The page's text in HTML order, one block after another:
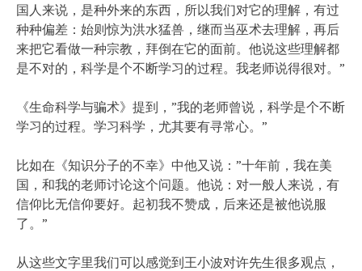
国人来说，是种外来的东西，所以我们对它的理解，有过
种种偏差：始则惊为洪水猛兽，继而当巫术去理解，再后
来把它看做一种宗教，拜倒在它的面前。他说这些理解都
是不对的，科学是个不断学习的过程。我老师说得很对。”
《生命科学与骗术》提到，”我的老师曾说，科学是个不断
学习的过程。学习科学，尤其要有寻常心。”
比如在《知识分子的不幸》中他又说：”十年前，我在美
国，和我的老师讨论这个问题。他说：对一般人来说，有
信仰比无信仰要好。起初我不赞成，后来还是被他说服
了。”
从这些文字里我们可以感觉到王小波对许先生很多观点，